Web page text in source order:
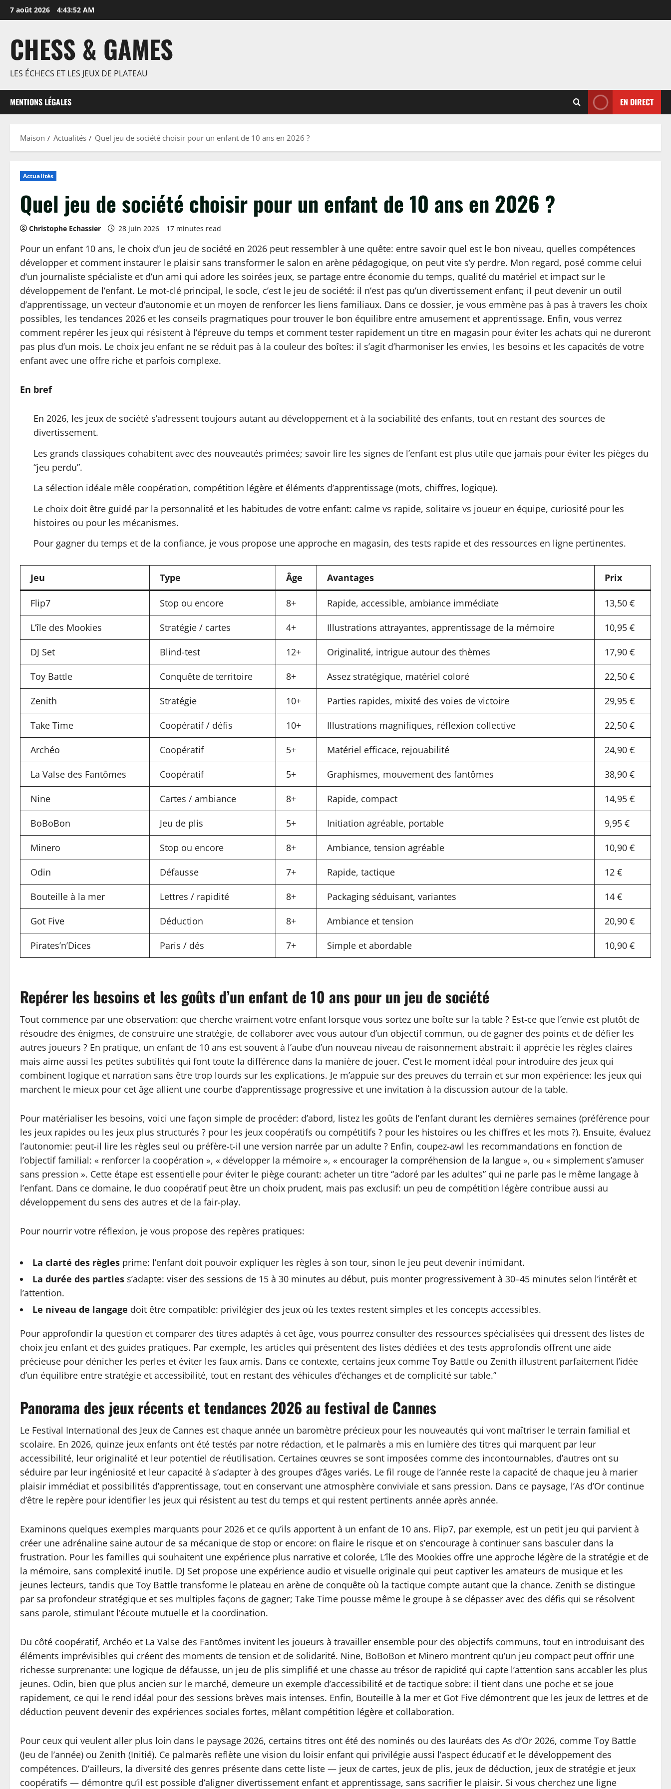
Passer
au
7 août 2026 4:43:53 AM
CHESS & GAMES
LES ÉCHECS ET LES JEUX DE PLATEAU
MENTIONS LÉGALES EN DIRECT
Maison Actualités Quel jeu de société choisir pour un enfant de 10 ans en 2026 ?
Actualités
Quel jeu de société choisir pour un enfant de 10 ans en 2026 ?
Christophe Echassier 28 juin 2026 17 minutes read
Pour un enfant 10 ans, le choix d’un jeu de société en 2026 peut ressembler à une quête: entre savoir quel est le bon niveau, quelles compétences
développer et comment instaurer le plaisir sans transformer le salon en arène pédagogique, on peut vite s’y perdre. Mon regard, posé comme celui
d’un journaliste spécialiste et d’un ami qui adore les soirées jeux, se partage entre économie du temps, qualité du matériel et impact sur le
développement de l’enfant. Le mot-clé principal, le socle, c’est le jeu de société: il n’est pas qu’un divertissement enfant; il peut devenir un outil
d’apprentissage, un vecteur d’autonomie et un moyen de renforcer les liens familiaux. Dans ce dossier, je vous emmène pas à pas à travers les choix
possibles, les tendances 2026 et les conseils pragmatiques pour trouver le bon équilibre entre amusement et apprentissage. Enfin, vous verrez
comment repérer les jeux qui résistent à l’épreuve du temps et comment tester rapidement un titre en magasin pour éviter les achats qui ne dureront
pas plus d’un mois. Le choix jeu enfant ne se réduit pas à la couleur des boîtes: il s’agit d’harmoniser les envies, les besoins et les capacités de votre
enfant avec une offre riche et parfois complexe.
En bref
En 2026, les jeux de société s’adressent toujours autant au développement et à la sociabilité des enfants, tout en restant des sources de
divertissement.
Les grands classiques cohabitent avec des nouveautés primées; savoir lire les signes de l’enfant est plus utile que jamais pour éviter les pièges du
“jeu perdu”.
La sélection idéale mêle coopération, compétition légère et éléments d’apprentissage (mots, chiffres, logique).
Le choix doit être guidé par la personnalité et les habitudes de votre enfant: calme vs rapide, solitaire vs joueur en équipe, curiosité pour les
histoires ou pour les mécanismes.
Pour gagner du temps et de la confiance, je vous propose une approche en magasin, des tests rapide et des ressources en ligne pertinentes.
Jeu Type Âge Avantages Prix
Flip7 Stop ou encore 8+ Rapide, accessible, ambiance immédiate 13,50 €
L’île des Mookies Stratégie / cartes 4+ Illustrations attrayantes, apprentissage de la mémoire 10,95 €
DJ Set Blind-test 12+ Originalité, intrigue autour des thèmes 17,90 €
Toy Battle Conquête de territoire 8+ Assez stratégique, matériel coloré 22,50 €
Zenith Stratégie 10+ Parties rapides, mixité des voies de victoire 29,95 €
Take Time Coopératif / défis 10+ Illustrations magnifiques, réflexion collective 22,50 €
Archéo Coopératif 5+ Matériel efficace, rejouabilité 24,90 €
La Valse des Fantômes Coopératif 5+ Graphismes, mouvement des fantômes 38,90 €
Nine Cartes / ambiance 8+ Rapide, compact 14,95 €
BoBoBon Jeu de plis 5+ Initiation agréable, portable 9,95 €
Minero Stop ou encore 8+ Ambiance, tension agréable 10,90 €
Odin Défausse 7+ Rapide, tactique 12 €
Bouteille à la mer Lettres / rapidité 8+ Packaging séduisant, variantes 14 €
Got Five Déduction 8+ Ambiance et tension 20,90 €
Pirates’n’Dices Paris / dés 7+ Simple et abordable 10,90 €
Repérer les besoins et les goûts d’un enfant de 10 ans pour un jeu de société
Tout commence par une observation: que cherche vraiment votre enfant lorsque vous sortez une boîte sur la table ? Est-ce que l’envie est plutôt de
résoudre des énigmes, de construire une stratégie, de collaborer avec vous autour d’un objectif commun, ou de gagner des points et de défier les
autres joueurs ? En pratique, un enfant de 10 ans est souvent à l’aube d’un nouveau niveau de raisonnement abstrait: il apprécie les règles claires
mais aime aussi les petites subtilités qui font toute la différence dans la manière de jouer. C’est le moment idéal pour introduire des jeux qui
combinent logique et narration sans être trop lourds sur les explications. Je m’appuie sur des preuves du terrain et sur mon expérience: les jeux qui
marchent le mieux pour cet âge allient une courbe d’apprentissage progressive et une invitation à la discussion autour de la table.
Pour matérialiser les besoins, voici une façon simple de procéder: d’abord, listez les goûts de l’enfant durant les dernières semaines (préférence pour
les jeux rapides ou les jeux plus structurés ? pour les jeux coopératifs ou compétitifs ? pour les histoires ou les chiffres et les mots ?). Ensuite, évaluez
l’autonomie: peut-il lire les règles seul ou préfère-t-il une version narrée par un adulte ? Enfin, coupez-awl les recommandations en fonction de
l’objectif familial: « renforcer la coopération », « développer la mémoire », « encourager la compréhension de la langue », ou « simplement s’amuser
sans pression ». Cette étape est essentielle pour éviter le piège courant: acheter un titre “adoré par les adultes” qui ne parle pas le même langage à
l’enfant. Dans ce domaine, le duo coopératif peut être un choix prudent, mais pas exclusif: un peu de compétition légère contribue aussi au
développement du sens des autres et de la fair-play.
Pour nourrir votre réflexion, je vous propose des repères pratiques:
La clarté des règles prime: l’enfant doit pouvoir expliquer les règles à son tour, sinon le jeu peut devenir intimidant.
La durée des parties s’adapte: viser des sessions de 15 à 30 minutes au début, puis monter progressivement à 30–45 minutes selon l’intérêt et
l’attention.
Le niveau de langage doit être compatible: privilégier des jeux où les textes restent simples et les concepts accessibles.
Pour approfondir la question et comparer des titres adaptés à cet âge, vous pourrez consulter des ressources spécialisées qui dressent des listes de
choix jeu enfant et des guides pratiques. Par exemple, les articles qui présentent des listes dédiées et des tests approfondis offrent une aide
précieuse pour dénicher les perles et éviter les faux amis. Dans ce contexte, certains jeux comme Toy Battle ou Zenith illustrent parfaitement l’idée
d’un équilibre entre stratégie et accessibilité, tout en restant des véhicules d’échanges et de complicité sur table.”
Panorama des jeux récents et tendances 2026 au festival de Cannes
Le Festival International des Jeux de Cannes est chaque année un baromètre précieux pour les nouveautés qui vont maîtriser le terrain familial et
scolaire. En 2026, quinze jeux enfants ont été testés par notre rédaction, et le palmarès a mis en lumière des titres qui marquent par leur
accessibilité, leur originalité et leur potentiel de réutilisation. Certaines œuvres se sont imposées comme des incontournables, d’autres ont su
séduire par leur ingéniosité et leur capacité à s’adapter à des groupes d’âges variés. Le fil rouge de l’année reste la capacité de chaque jeu à marier
plaisir immédiat et possibilités d’apprentissage, tout en conservant une atmosphère conviviale et sans pression. Dans ce paysage, l’As d’Or continue
d’être le repère pour identifier les jeux qui résistent au test du temps et qui restent pertinents année après année.
Examinons quelques exemples marquants pour 2026 et ce qu’ils apportent à un enfant de 10 ans. Flip7, par exemple, est un petit jeu qui parvient à
créer une adrénaline saine autour de sa mécanique de stop or encore: on flaire le risque et on s’encourage à continuer sans basculer dans la
frustration. Pour les familles qui souhaitent une expérience plus narrative et colorée, L’île des Mookies offre une approche légère de la stratégie et de
la mémoire, sans complexité inutile. DJ Set propose une expérience audio et visuelle originale qui peut captiver les amateurs de musique et les
jeunes lecteurs, tandis que Toy Battle transforme le plateau en arène de conquête où la tactique compte autant que la chance. Zenith se distingue
par sa profondeur stratégique et ses multiples façons de gagner; Take Time pousse même le groupe à se dépasser avec des défis qui se résolvent
sans parole, stimulant l’écoute mutuelle et la coordination.
Du côté coopératif, Archéo et La Valse des Fantômes invitent les joueurs à travailler ensemble pour des objectifs communs, tout en introduisant des
éléments imprévisibles qui créent des moments de tension et de solidarité. Nine, BoBoBon et Minero montrent qu’un jeu compact peut offrir une
richesse surprenante: une logique de défausse, un jeu de plis simplifié et une chasse au trésor de rapidité qui capte l’attention sans accabler les plus
jeunes. Odin, bien que plus ancien sur le marché, demeure un exemple d’accessibilité et de tactique sobre: il tient dans une poche et se joue
rapidement, ce qui le rend idéal pour des sessions brèves mais intenses. Enfin, Bouteille à la mer et Got Five démontrent que les jeux de lettres et de
déduction peuvent devenir des expériences sociales fortes, mêlant compétition légère et collaboration.
Pour ceux qui veulent aller plus loin dans le paysage 2026, certains titres ont été des nominés ou des lauréats des As d’Or 2026, comme Toy Battle
(Jeu de l’année) ou Zenith (Initié). Ce palmarès reflète une vision du loisir enfant qui privilégie aussi l’aspect éducatif et le développement des
compétences. D’ailleurs, la diversité des genres présente dans cette liste — jeux de cartes, jeux de plis, jeux de déduction, jeux de stratégie et jeux
coopératifs — démontre qu’il est possible d’aligner divertissement enfant et apprentissage, sans sacrifier le plaisir. Si vous cherchez une ligne